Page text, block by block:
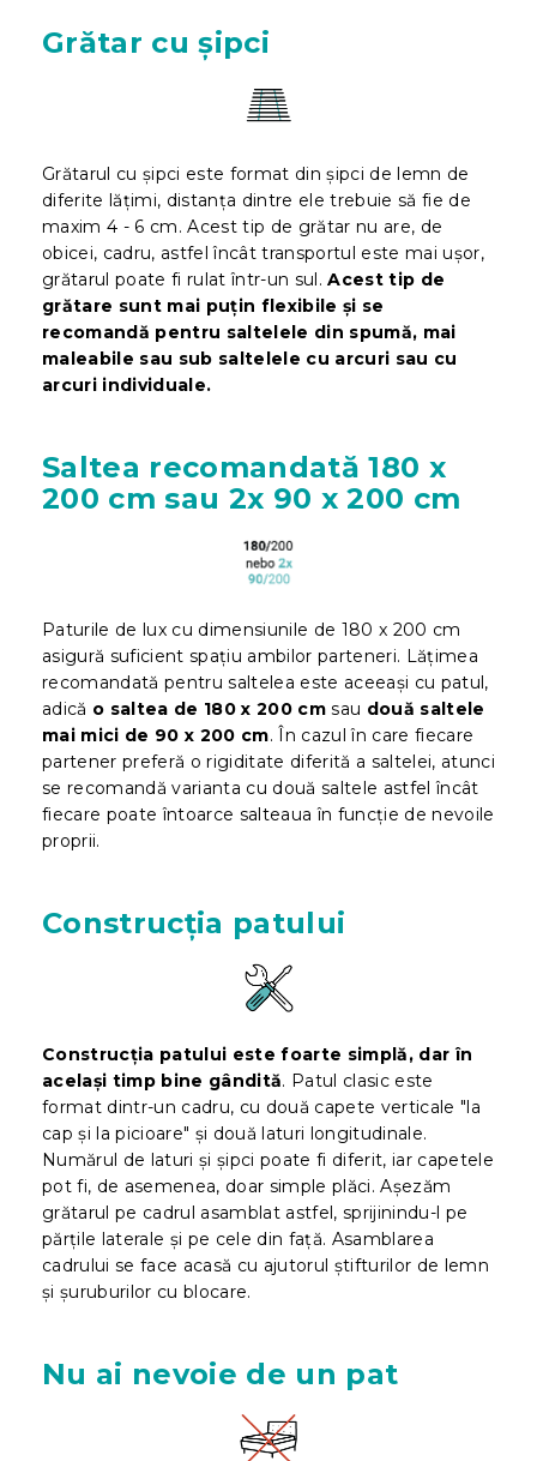
Grătar cu șipci
Grătarul cu șipci este format din șipci de lemn de
diferite lățimi, distanța dintre ele trebuie să fie de
maxim 4 - 6 cm. Acest tip de grătar nu are, de
obicei, cadru, astfel încât transportul este mai ușor,
grătarul poate fi rulat într-un sul.Acest tip de
grătare sunt mai puțin flexibile și se
recomandă pentru saltelele din spumă, mai
maleabile sau sub saltelele cu arcuri sau cu
arcuri individuale.
Saltea recomandată 180 x
200 cm sau 2x 90 x 200 cm
Paturile de lux cu dimensiunile de 180 x 200 cm
asigură suficient spațiu ambilor parteneri. Lățimea
recomandată pentru saltelea este aceeași cu patul,
adică o saltea de 180 x 200 cm sau două saltele
mai mici de 90 x 200 cm. În cazul în care fiecare
partener preferă o rigiditate diferită a saltelei, atunci
se recomandă varianta cu două saltele astfel încât
fiecare poate întoarce salteaua în funcție de nevoile
proprii.
Construcția patului
Construcția patului este foarte simplă, dar în
același timp bine gândită. Patul clasic este
format dintr-un cadru, cu două capete verticale "la
cap și la picioare" și două laturi longitudinale.
Numărul de laturi și șipci poate fi diferit, iar capetele
pot fi, de asemenea, doar simple plăci. Așezăm
grătarul pe cadrul asamblat astfel, sprijinindu-l pe
părțile laterale și pe cele din față. Asamblarea
cadrului se face acasă cu ajutorul știfturilor de lemn
și șuruburilor cu blocare.
Nu ai nevoie de un pat